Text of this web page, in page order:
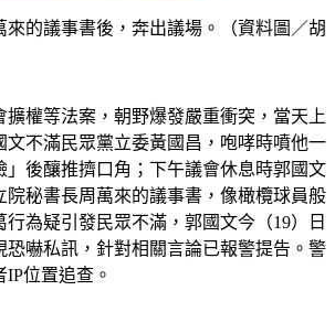
來的議事書後，奔出議場。（資料圖／胡
擴權等法案，朝野爆發嚴重衝突，當天上
文不滿民眾黨立委黃國昌，咆哮時噴他一
」後釀推擠口角；下午議會休息時郭國文
院秘書長周萬來的議事書，像橄欖球員般
為疑引發民眾不滿，郭國文今（19）日
恐嚇私訊，針對相關言論已報警提告。警
位置追查。